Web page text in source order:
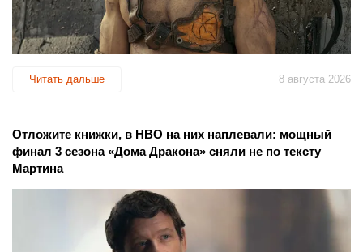
Читать дальше 8 августа 2026
Отложите книжки, в HBO на них наплевали: мощный
финал 3 сезона «Дома Дракона» сняли не по тексту
Мартина